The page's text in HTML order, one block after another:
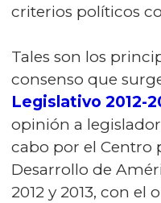
criterios políticos
Tales son los
consenso que
Legislativo 2012-
opinión a
cabo por el Centro
Desarrollo de
2012 y 2013, con